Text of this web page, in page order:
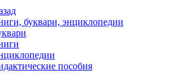
буквари, энциклопедии
пособия